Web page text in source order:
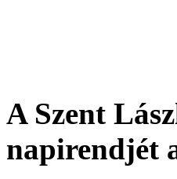
A Szent
napirendjét